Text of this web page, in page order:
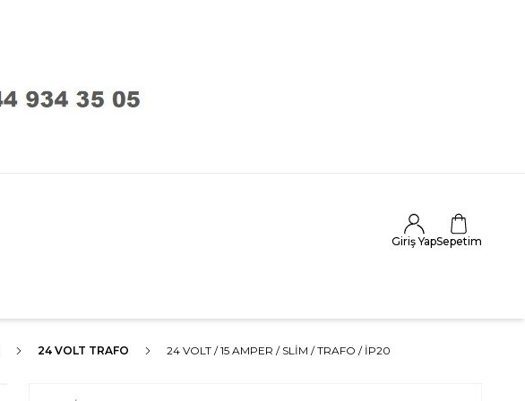
Giriş YapSepetim
24 VOLT TRAFO 24 VOLT / 15 AMPER / SLIM / TRAFO / İP20